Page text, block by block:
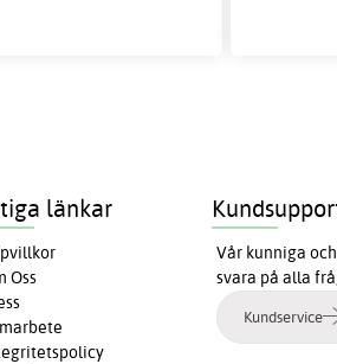
länkar
Oss
Vår kunniga
svara på alla
Kundservice